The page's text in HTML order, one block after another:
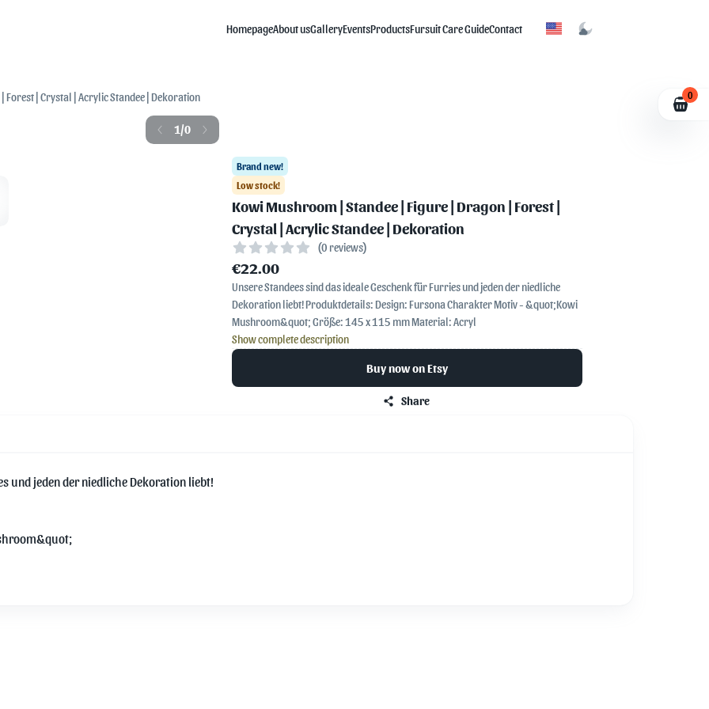
HomepageAbout usGalleryEventsProductsFursuit Care GuideContact
0
Forest | Crystal | Acrylic Standee | Dekoration
1/0
Brand new!
Low stock!
Kowi Mushroom | Standee | Figure | Dragon | Forest |
Crystal | Acrylic Standee | Dekoration
(0 reviews)
€22.00
Unsere Standees sind das ideale Geschenk für Furries und jeden der niedliche
Dekoration liebt! Produktdetails: Design: Fursona Charakter Motiv - &quot;Kowi
Mushroom&quot; Größe: 145 x 115 mm Material: Acryl
Show complete description
Buy now onEtsy
Share
und jeden der niedliche Dekoration liebt!